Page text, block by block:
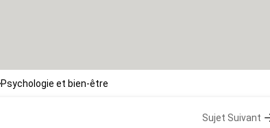
Psychologie et bien-être
Sujet Suivant